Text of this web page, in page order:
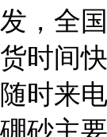
发，全
货时间
随时来
硼砂主